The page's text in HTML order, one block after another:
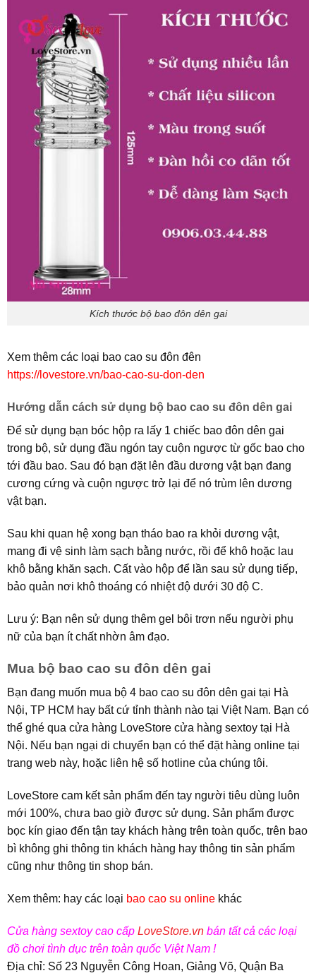
Kích thước bộ bao đôn dên gai
Xem thêm các loại bao cao su đôn đên
https://lovestore.vn/bao-cao-su-don-den
Hướng dẫn cách sử dụng bộ bao cao su đôn dên gai
Để sử dụng bạn bóc hộp ra lấy 1 chiếc bao đôn dên gai
trong bộ, sử dụng đầu ngón tay cuộn ngược từ gốc bao cho
tới đầu bao. Sau đó bạn đặt lên đầu dương vật bạn đang
cương cứng và cuộn ngược trở lại để nó trùm lên dương
vật bạn.
Sau khi quan hệ xong bạn tháo bao ra khỏi dương vật,
mang đi vệ sinh làm sạch bằng nước, rồi để khô hoặc lau
khô bằng khăn sạch. Cất vào hộp để lần sau sử dụng tiếp,
bảo quản nơi khô thoáng có nhiệt độ dưới 30 độ C.
Lưu ý: Bạn nên sử dụng thêm gel bôi trơn nếu người phụ
nữ của bạn ít chất nhờn âm đạo.
Mua bộ bao cao su đôn dên gai
Bạn đang muốn mua bộ 4 bao cao su đôn dên gai tại Hà
Nội, TP HCM hay bất cứ tỉnh thành nào tại Việt Nam. Bạn có
thể ghé qua cửa hàng LoveStore cửa hàng sextoy tại Hà
Nội. Nếu bạn ngại di chuyển bạn có thể đặt hàng online tại
trang web này, hoặc liên hệ số hotline của chúng tôi.
LoveStore cam kết sản phẩm đến tay người tiêu dùng luôn
mới 100%, chưa bao giờ được sử dụng. Sản phẩm được
bọc kín giao đến tận tay khách hàng trên toàn quốc, trên bao
bì không ghi thông tin khách hàng hay thông tin sản phẩm
cũng như thông tin shop bán.
Xem thêm: hay các loại bao cao su online khác
Cửa hàng sextoy cao cấp LoveStore.vn bán tất cả các loại
đồ chơi tình dục trên toàn quốc Việt Nam !
Địa chỉ: Số 23 Nguyễn Công Hoan, Giảng Võ, Quận Ba